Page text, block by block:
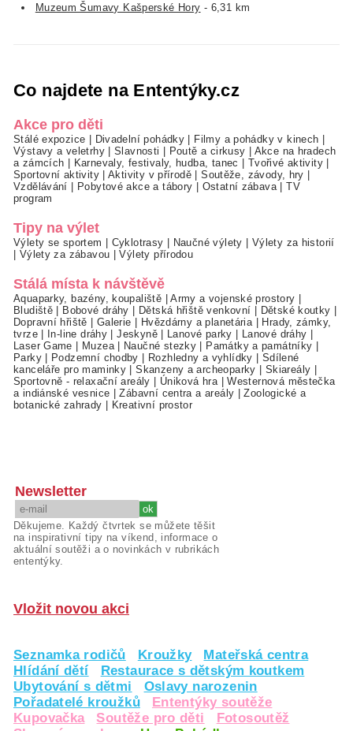
Muzeum Šumavy Kašperské Hory - 6,31 km
Co najdete na Ententýky.cz
Akce pro děti
Stálé expozice Divadelní pohádky Filmy a pohádky v kinech
Výstavy a veletrhy|Slavnosti Poutě a cirkusy
Akce na hradech
a zámcích
Karnevaly, festivaly, hudba, tanec Tvořivé aktivity
Sportovní aktivity|Aktivity v přírodě |Soutěže, závody, hry
Vzdělávání
Pobytové akce a tábory Ostatní zábava |TV
program
Tipy na výlet
Výlety se sportem Cyklotrasy Naučné výlety
Výlety za historií
Výlety za zábavou |Výlety přírodou
Stálá místa k návštěvě
Aquaparky, bazény, koupaliště |Army a vojenské prostory
Bludiště
Bobové dráhy Dětská hřiště venkovní Dětské koutky
Dopravní hřiště
Galerie Hvězdárny a planetária
Hrady, zámky,
tvrze| In-line dráhy |Jeskyně| Lanové parky Lanové dráhy
Laser Game
Muzea| Naučné stezky Památky a památníky
Parky| Podzemní chodby Rozhledny a vyhlídky
Sdílené
kanceláře pro maminky |Skanzeny a archeoparky Skiareály
Sportovně - relaxační areály
Úniková hra |Westernová městečka
a indiánské vesnice |Zábavní centra a areály |Zoologické a
botanické zahrady
Kreativní prostor
Newsletter
Děkujeme. Každý čtvrtek se můžete těšit
na inspirativní tipy na víkend, informace o
aktuální soutěži a o novinkách v rubrikách
ententýky.
Vložit novou akci
Seznamka rodičů Kroužky
Mateřská centra
Hlídání dětí
Restaurace s dětským koutkem
Ubytování s dětmi
Oslavy narozenin
Pořadatelé kroužků
Ententýky soutěže
Kupovačka
Soutěže pro děti
Fotosoutěž